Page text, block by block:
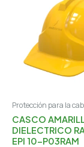
Protección para la
CASCO
DIELECTRICO
EPI 10-P03RAM